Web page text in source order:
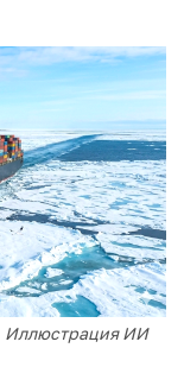
Иллюстрация ИИ